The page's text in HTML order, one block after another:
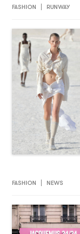
FASHION RUNWAY
FASHION NEWS